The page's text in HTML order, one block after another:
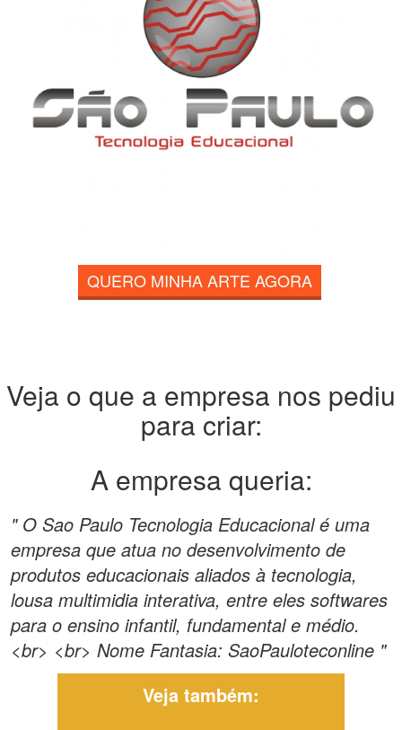
QUERO MINHA ARTE AGORA
Veja o que a empresa nos pediu
para criar:
A empresa queria:
" O Sao Paulo Tecnologia Educacional é uma
empresa que atua no desenvolvimento de
produtos educacionais aliados à tecnologia,
lousa multimidia interativa, entre eles softwares
para o ensino infantil, fundamental e médio.
<br> <br> Nome Fantasia: SaoPauloteconline "
Veja também: